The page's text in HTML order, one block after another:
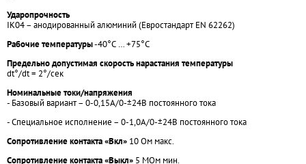
Ударопрочность
IK04 – анодированный алюминий (Евростандарт EN 62262)
Рабочие температуры-40°С … +75°С
Предельно допустимая скорость нарастания температуры
dt°/dt = 2°/сек
Номинальные токи/напряжения
- Базовый вариант – 0-0,15А/0-±24В постоянного тока
- Специальное исполнение – 0-1,0А/0-±24В постоянного тока
Сопротивление контакта «Вкл» 10 Ом макс.
Сопротивление контакта «Выкл» 5 МОм мин.